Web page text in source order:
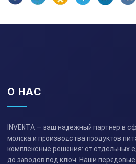
О НАС
INVENTA — ваш надежный партнер в
молока и производства продуктов
комплексные решения: от отдельных
до заводов под ключ. Наши передовые